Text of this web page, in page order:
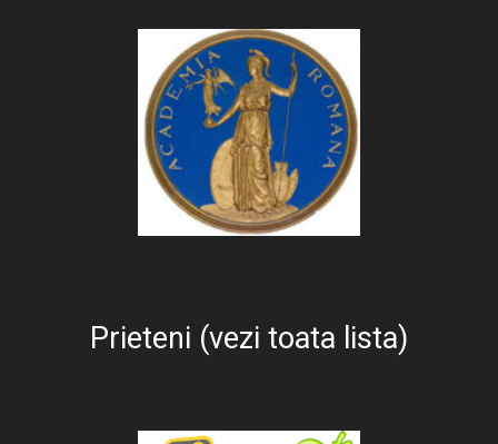
Prieteni (vezi toata lista)